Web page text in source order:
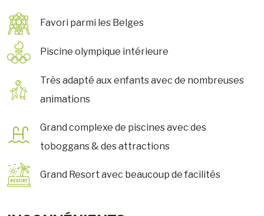
Favori parmi les Belges
Piscine olympique intérieure
Très adapté aux enfants avec de nombreuses
animations
Grand complexe de piscines avec des
toboggans & des attractions
Grand Resort avec beaucoup de facilités